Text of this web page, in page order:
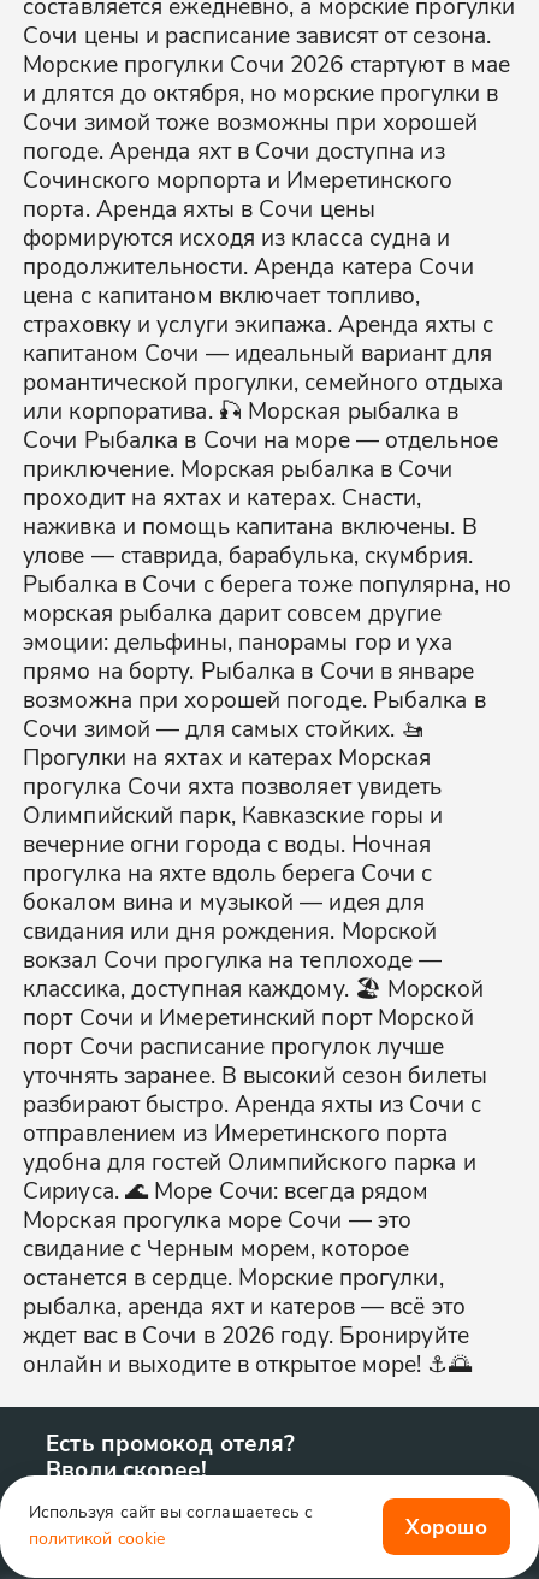
Сочи цены и расписание зависят от сезона.
Морские прогулки Сочи 2026 стартуют в мае
и длятся до октября, но морские прогулки в
Сочи зимой тоже возможны при хорошей
погоде. Аренда яхт в Сочи доступна из
Сочинского морпорта и Имеретинского
порта. Аренда яхты в Сочи цены
формируются исходя из класса судна и
продолжительности. Аренда катера Сочи
цена с капитаном включает топливо,
страховку и услуги экипажа. Аренда яхты с
капитаном Сочи — идеальный вариант для
романтической прогулки, семейного отдыха
или корпоратива. 🎣 Морская рыбалка в
Сочи Рыбалка в Сочи на море — отдельное
приключение. Морская рыбалка в Сочи
проходит на яхтах и катерах. Снасти,
наживка и помощь капитана включены. В
улове — ставрида, барабулька, скумбрия.
Рыбалка в Сочи с берега тоже популярна, но
морская рыбалка дарит совсем другие
эмоции: дельфины, панорамы гор и уха
прямо на борту. Рыбалка в Сочи в январе
возможна при хорошей погоде. Рыбалка в
Сочи зимой — для самых стойких. 🚤
Прогулки на яхтах и катерах Морская
прогулка Сочи яхта позволяет увидеть
Олимпийский парк, Кавказские горы и
вечерние огни города с воды. Ночная
прогулка на яхте вдоль берега Сочи с
бокалом вина и музыкой — идея для
свидания или дня рождения. Морской
вокзал Сочи прогулка на теплоходе —
классика, доступная каждому. 🏖️ Морской
порт Сочи и Имеретинский порт Морской
порт Сочи расписание прогулок лучше
уточнять заранее. В высокий сезон билеты
разбирают быстро. Аренда яхты из Сочи с
отправлением из Имеретинского порта
удобна для гостей Олимпийского парка и
Сириуса. 🌊 Море Сочи: всегда рядом
Морская прогулка море Сочи — это
свидание с Черным морем, которое
останется в сердце. Морские прогулки,
рыбалка, аренда яхт и катеров — всё это
ждет вас в Сочи в 2026 году. Бронируйте
онлайн и выходите в открытое море! ⚓🌅
Есть промокод отеля?
Вводи скорее!
Используя сайт вы соглашаетесь с
политикой cookie
Хорошо